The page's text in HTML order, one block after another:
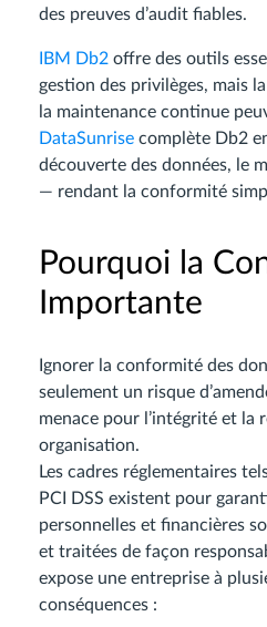
des preuves d’audit fiables.
IBM Db2 offre des outils
gestion des privilèges, mais
la maintenance continue
DataSunrise complète Db2
découverte des données, le
— rendant la conformité
Pourquoi la
Importante
Ignorer la conformité des
seulement un risque
menace pour l’intégrité et
organisation.
Les cadres réglementaires
PCI DSS existent pour
personnelles et financières
et traitées de façon
expose une entreprise à
conséquences :